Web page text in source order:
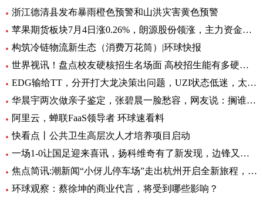
浙江德清县发布暴雨橙色预警和山洪灾害黄色预警
苹果期货板块7月4日涨0.26%，朗源股份领涨，主力资金净流出1357.79万元 世界速看
构筑冷链物流新生态（消费万花筒）|环球快报
世界视讯！盘点校友硬核招生名场面 高校招生能有多硬核 基本情况讲解
EDG输给TT，分开打大龙决策出问题，UZI状态低迷，太难玩了
华晨宇两次做亲子鉴定，张碧晨一脸愁容，网友说：搁谁都会不开心|焦点热文
阿里云，蝉联FaaS领导者 环球速看料
快看点丨公共卫生高层次人才培养项目启动
一场1-0让国足迎来喜讯，扬科维奇有了新发现，边锋又添一位猛将|世界热讯
焦点简讯:潮新闻“小伢儿停车场”走出杭州开启全新旅程，在台州10个青少年宫正式上线
环球观察：蔡徐坤的商业代言，将受到哪些影响？